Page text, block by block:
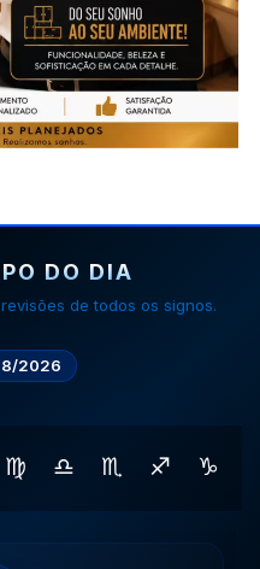
DO DIA
de todos os signos.
2026
♍ ♎ ♏ ♐ ♑